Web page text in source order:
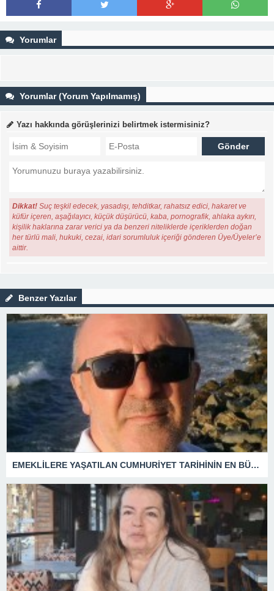
Yorumlar
Yorumlar (Yorum Yapılmamış)
Yazı hakkında görüşlerinizi belirtmek istermisiniz?
Dikkat! Suç teşkil edecek, yasadışı, tehditkar, rahatsız edici, hakaret ve
küfür içeren, aşağılayıcı, küçük düşürücü, kaba, pornografik, ahlaka aykırı,
kişilik haklarına zarar verici ya da benzeri niteliklerde içeriklerden doğan
her türlü mali, hukuki, cezai, idari sorumluluk içeriği gönderen Üye/Üyeler’e
aittir.
Benzer Yazılar
EMEKLİLERE YAŞATILAN CUMHURİYET TARİHİNİN EN BÜYÜK ZULMÜNÜN DERİN ANALİZİ !